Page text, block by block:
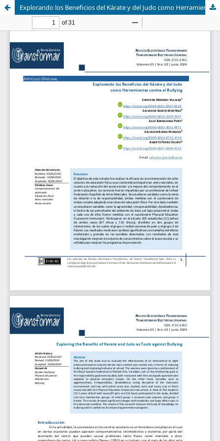
Explorando los Beneficios del Kárate y del Judo como Herramientas contra el Bullying